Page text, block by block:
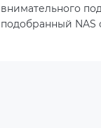
внимательного
подобранный NAS